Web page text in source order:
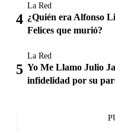
La Red
¿Quién era Alfonso
Felices que murió?
La Red
Yo Me Llamo Julio
infidelidad por su